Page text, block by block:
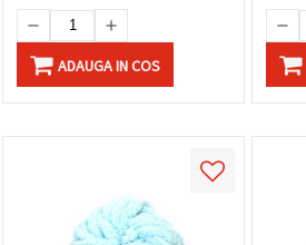
ADAUGA IN COS